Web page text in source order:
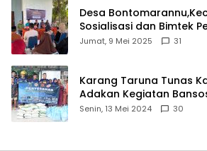
Desa
Sosialisasi dan Bimtek
ID
Jumat, 9 Mei 2025 31
Karang Taruna Tunas
Adakan Kegiatan
Dhuafa dan Anak Yatim-
Senin, 13 Mei 2024 30